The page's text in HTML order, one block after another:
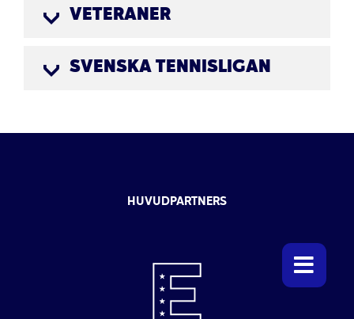
VETERANER
SVENSKA TENNISLIGAN
HUVUDPARTNERS